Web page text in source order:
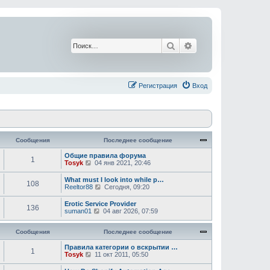
Поиск
Вход
Регистрация
Сообщения Последнее сообщение
1
Общие правила форума
Tosyk
П
е
й
т
и
к
п
л
е
д
н
04 янв 2021, 20:46
108
What must I look into while p…
Reeltor88
П
е
й
т
и
о
с
л
Сегодня, 09:20
136
Erotic Service Provider
suman01
П
р
е
й
т
и
04 авг 2026, 07:59
Сообщения Последнее сообщение
1
Правила категории о вскрытии …
Tosyk
П
р
11 окт 2011, 05:50